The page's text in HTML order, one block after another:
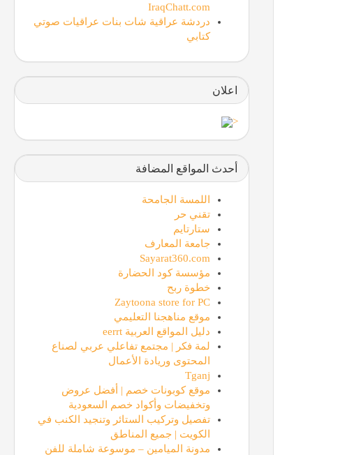
IraqChatt.com
دردشة عراقية شات بنات عراقيات صوتي
كتابي
اعلان
<
أحدث المواقع المضافة
اللمسة الجامحة
تقني حر
ستارتايم
جامعة المعارف
Sayarat360.com
مؤسسة كود الحضارة
خطوة ربح
Zaytoona store for PC
موقع مناهجنا التعليمي
دليل المواقع العربية eerrt
لمة فكر | مجتمع تفاعلي عربي لصناع
المحتوى وريادة الأعمال
Tganj
موقع كوبونات خصم | أفضل عروض
وتخفيضات وأكواد خصم السعودية
تفصيل وتركيب الستائر وتنجيد الكنب في
الكويت | جميع المناطق
مدونة الميامين – موسوعة شاملة للفن